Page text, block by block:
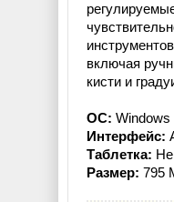
включая
кисти и
ОС: Windows
Интерфейс:
Таблетка: Не
Размер: 795